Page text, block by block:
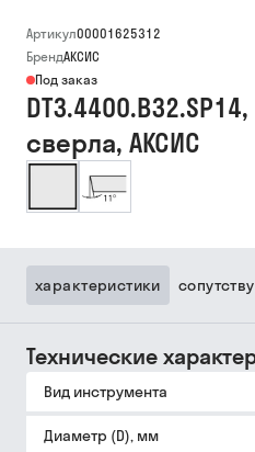
Артикул00001625312
БрендАКСИС
Под заказ
сверла, АКСИС
характеристики
Технические
Вид инструмента
Диаметр (D), мм